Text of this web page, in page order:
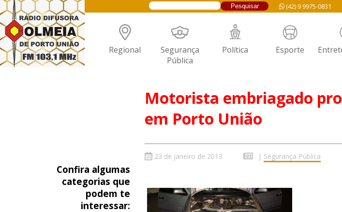
(42) 9 9975-0831
Regional Segurança
Pública
Política Esporte
Motorista embriagado
em Porto União
Confira algumas
categorias que
podem te
interessar:
23 de janeiro de 2013 | Segurança Pública